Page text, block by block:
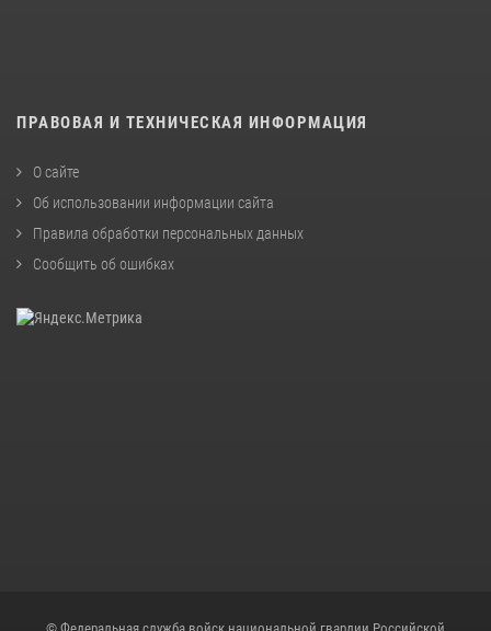
ПРАВОВАЯ И ТЕХНИЧЕСКАЯ ИНФОРМАЦИЯ
О сайте
Об использовании информации сайта
Правила обработки персональных данных
Сообщить об ошибках